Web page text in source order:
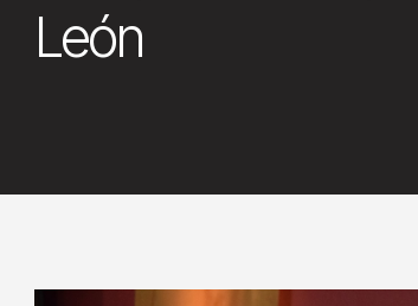
León